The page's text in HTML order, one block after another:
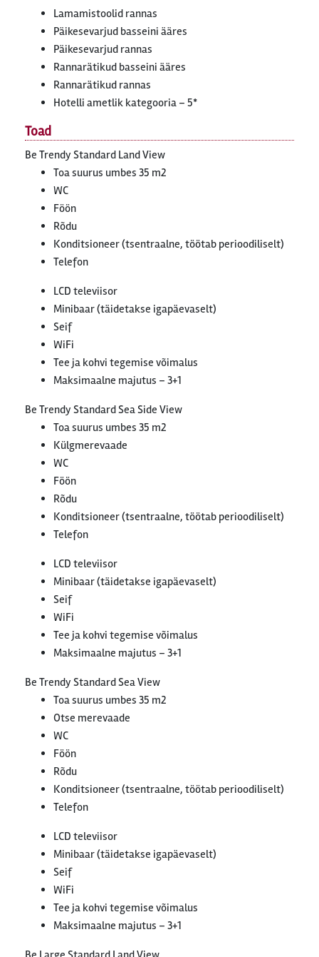
Lamamistoolid rannas
Päikesevarjud basseini ääres
Päikesevarjud rannas
Rannarätikud basseini ääres
Rannarätikud rannas
Hotelli ametlik kategooria – 5*
Toad
Be Trendy Standard Land View
Toa suurus umbes 35 m2
WC
Föön
Rõdu
Konditsioneer (tsentraalne, töötab perioodiliselt)
Telefon
LCD televiisor
Minibaar (täidetakse igapäevaselt)
Seif
WiFi
Tee ja kohvi tegemise võimalus
Maksimaalne majutus – 3+1
Be Trendy Standard Sea Side View
Toa suurus umbes 35 m2
Külgmerevaade
WC
Föön
Rõdu
Konditsioneer (tsentraalne, töötab perioodiliselt)
Telefon
LCD televiisor
Minibaar (täidetakse igapäevaselt)
Seif
WiFi
Tee ja kohvi tegemise võimalus
Maksimaalne majutus – 3+1
Be Trendy Standard Sea View
Toa suurus umbes 35 m2
Otse merevaade
WC
Föön
Rõdu
Konditsioneer (tsentraalne, töötab perioodiliselt)
Telefon
LCD televiisor
Minibaar (täidetakse igapäevaselt)
Seif
WiFi
Tee ja kohvi tegemise võimalus
Maksimaalne majutus – 3+1